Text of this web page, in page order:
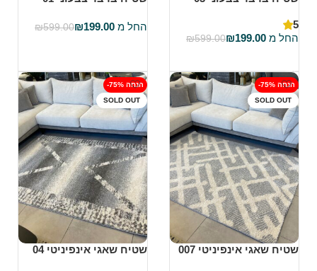
5
החל מ
₪199.00
₪599.00
החל מ ₪199.00
₪599.00
-75% הנחה
SOLD OUT
שטיח שאגי אינפיניטי 007
-75% הנחה
SOLD OUT
שטיח שאגי אינפיניטי 04